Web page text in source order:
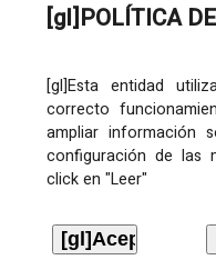
[gl]POLÍTICA
[gl]Esta entidad
correcto
ampliar información
configuración de las
click en "Leer"